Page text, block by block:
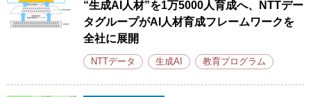
“生成AI人材”を1万5000人育成へ、NTTデー
タグループがAI人材育成フレームワークを
全社に展開
NTTデータ 生成AI 教育プログラム